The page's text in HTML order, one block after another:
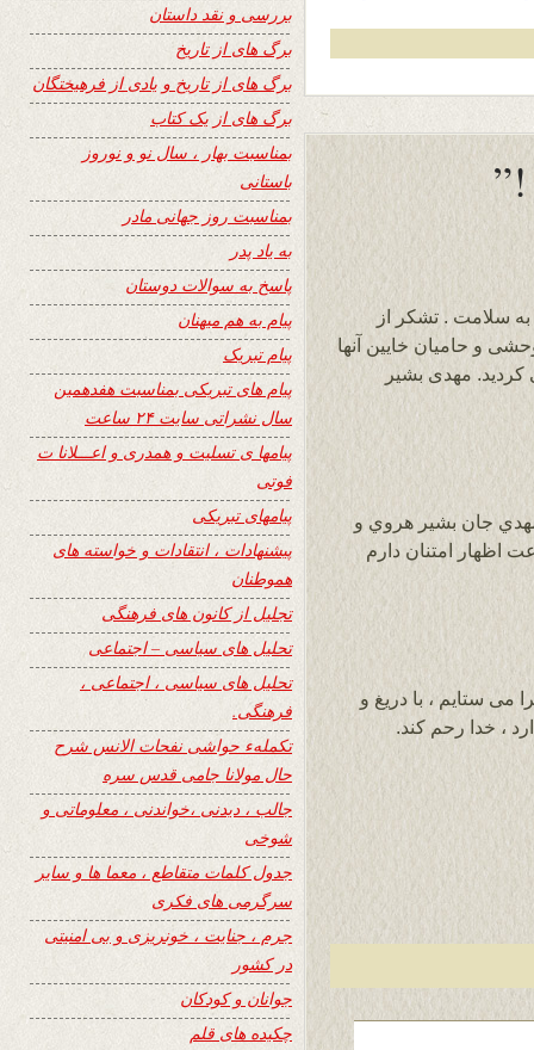
سلامت . تشکر از
و حامیان خایین آنها
مهدی بشیر
جان بشير هروي و
می ستایم ، با دریغ و
، خدا رحم کند.
بررسی و نقد داستان
برگ های از تاریخ
برگ های از تاریخ و یادی از فرهیختگان
برگ های از یک کتاب
بمناسبت بهار ، سال نو و نوروز
باستانی
بمناسبت روز جهانی مادر
به یاد پدر
پاسخ به سوالات دوستان
پیام به هم میهنان
پیام تبریک
پیام های تبریکی بمناسبت هفدهمین
سال نشراتی سایت ۲۴ ساعت
پیامها ی تسلیت و همدری و اعـــلانا ت
فوتی
پیامهای تبریکی
پیشنهادات ، انتقادات و خواسته های
هموطنان
تجلیل از کانون های فرهنگی
تحلیل های سیاسی – اجتماعی
تحلیل های سیاسی ، اجتماعی ،
فرهنگی.
تکملهء حواشی نفحات الانس شرح
حال مولانا جامی قدس سره
جالب ، دیدنی ،خواندنی ، معلوماتی و
شوخی
جدول کلمات متقاطع ، معما ها و سایر
سرگرمی های فکری
جرم ، جنایت ، خونریزی و بی امنیتی
در کشور
جوانان و کودکان
چکیده های قلم